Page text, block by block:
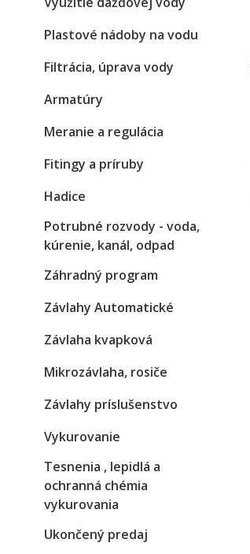
Plastové nádoby na vodu
Filtrácia, úprava vody
Armatúry
Meranie a regulácia
Fitingy a príruby
Hadice
Potrubné rozvody - voda,
kúrenie, kanál, odpad
Záhradný program
Závlahy Automatické
Závlaha kvapková
Mikrozávlaha, rosiče
Závlahy príslušenstvo
Vykurovanie
Tesnenia , lepidlá a
ochranná chémia
vykurovania
Ukončený predaj